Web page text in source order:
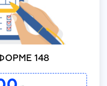
148